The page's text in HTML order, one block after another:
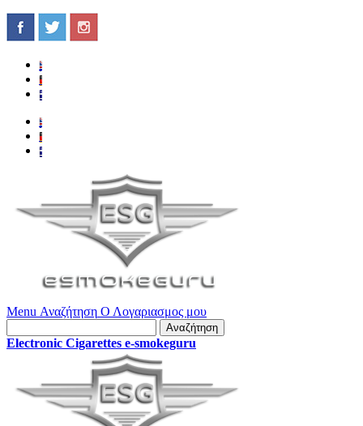
Menu Αναζήτηση Ο Λογαριασμος μου
Αναζήτηση
Electronic Cigarettes e-smokeguru